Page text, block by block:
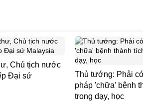
Chủ tịch nước
Đại sứ
Thủ tướng: Phải
pháp 'chữa' bệnh
trong dạy, học